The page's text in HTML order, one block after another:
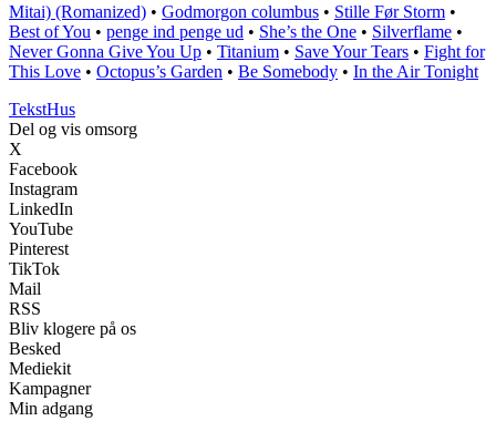
Mitai) (Romanized) • Godmorgon columbus • Stille Før Storm •
Best of You • ​penge ind penge ud • She’s the One • Silverflame •
Never Gonna Give You Up • Titanium • Save Your Tears • Fight for
This Love • Octopus’s Garden • Be Somebody • In the Air Tonight
TekstHus
Del og vis omsorg
X
Facebook
Instagram
LinkedIn
YouTube
Pinterest
TikTok
Mail
RSS
Bliv klogere på os
Besked
Mediekit
Kampagner
Min adgang